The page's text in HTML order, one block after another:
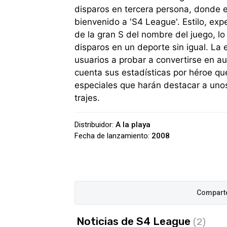
disparos en tercera persona, donde
bienvenido a 'S4 League'. Estilo,
de la gran S del nombre del juego,
disparos en un deporte sin igual. La
usuarios a probar a convertirse en
cuenta sus estadísticas por héroe
especiales que harán destacar a
trajes.
Distribuidor: A la playa
Fecha de lanzamiento: 2008
Noticias de S4 League (2)